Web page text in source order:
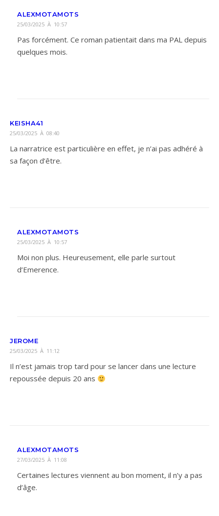
ALEXMOTAMOTS
25/03/2025 À 10:57
Pas forcément. Ce roman patientait dans ma PAL depuis
quelques mois.
KEISHA41
25/03/2025 À 08:40
La narratrice est particulière en effet, je n’ai pas adhéré à
sa façon d’être.
ALEXMOTAMOTS
25/03/2025 À 10:57
Moi non plus. Heureusement, elle parle surtout
d’Emerence.
JEROME
25/03/2025 À 11:12
Il n’est jamais trop tard pour se lancer dans une lecture
repoussée depuis 20 ans
ALEXMOTAMOTS
27/03/2025 À 11:08
Certaines lectures viennent au bon moment, il n’y a pas
d’âge.